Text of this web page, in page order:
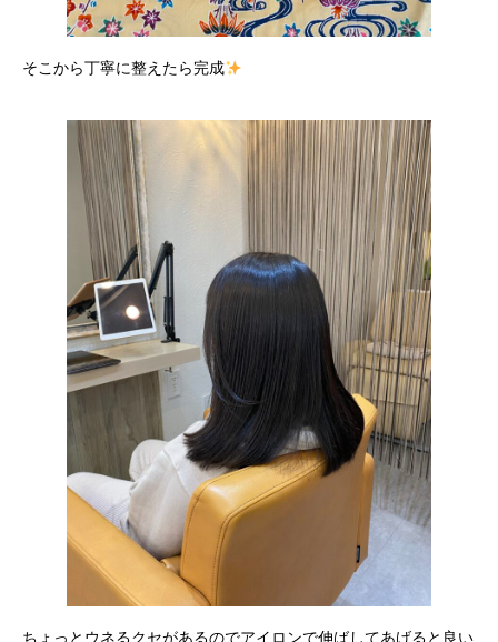
そこから丁寧に整えたら完成
ちょっとウネるクセがあるのでアイロンで伸ばしてあげると良い